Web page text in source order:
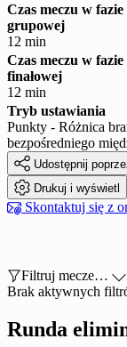
Czas meczu w fazie
grupowej
12 min
Czas meczu w fazie
finałowej
12 min
Tryb ustawiania
Punkty - Różnica
bezpośredniego
 Udostępnij
 Drukuj i wyświetl
 Skontaktuj się z
Filtruj mecze… 
Brak aktywnych
Runda